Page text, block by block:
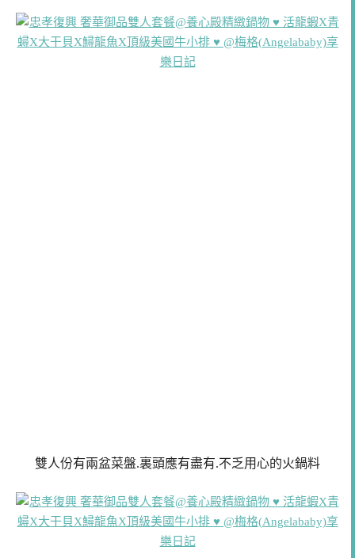
雙人份有兩盆菜盤.裏頭應有盡有.不乏用心的火鍋料